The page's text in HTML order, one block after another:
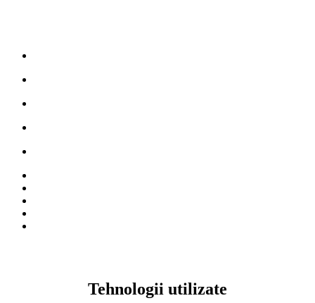
Tehnologii utilizate